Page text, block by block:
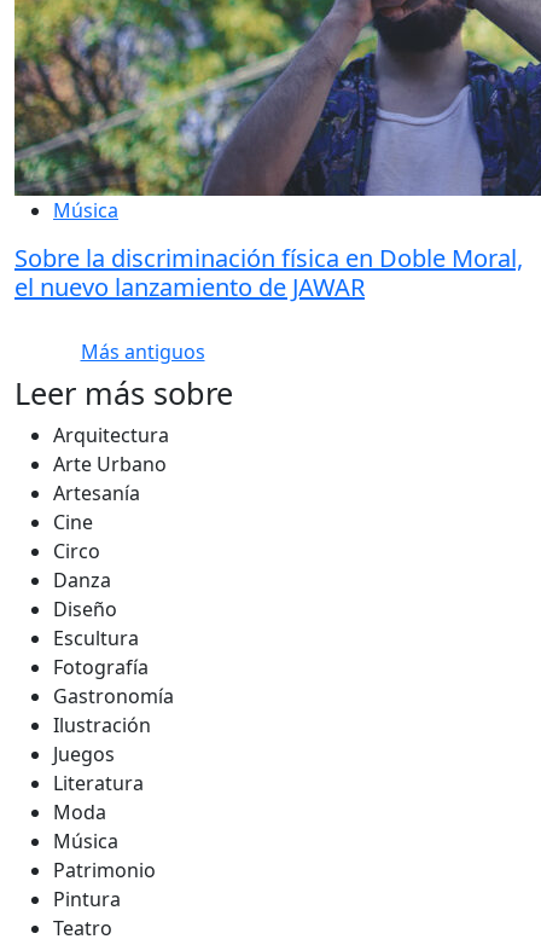
Música
Sobre la discriminación física en Doble Moral,
el nuevo lanzamiento de JAWAR
Más antiguos
Leer más sobre
Arquitectura
Arte Urbano
Artesanía
Cine
Circo
Danza
Diseño
Escultura
Fotografía
Gastronomía
Ilustración
Juegos
Literatura
Moda
Música
Patrimonio
Pintura
Teatro